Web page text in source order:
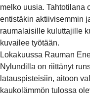
melko uusia. Tahtotilana
entistäkin aktiivisemmin
raumalaisille kuluttajille
kuvailee työtään.
Lokakuussa Rauman
Nylundilla on riittänyt
latauspisteisiin, aitoon
kaukolämmön tulossa